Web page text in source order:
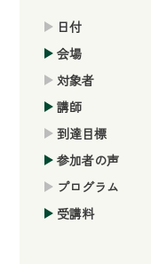
日付
会場
対象者
講師
到達目標
参加者の声
プログラム
受講料